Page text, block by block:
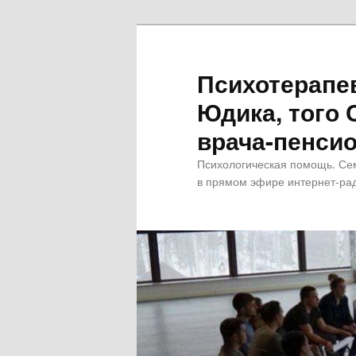
Юдика, того
врача-
Психологическая помощь.
в прямом эфире интернет-